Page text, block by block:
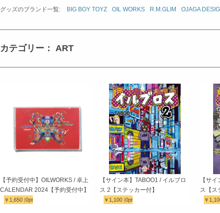
グッズのブランド一覧: BIG BOY TOYZ OIL WORKS R.M.GLIM OJAGA
カテゴリー： ART
【予約受付中】OILWORKS / 卓上
CALENDAR 2024【予約受付中】
￥1,650 |0pt
【サイン本】TABOO1 / イルブロ
ス 2【ステッカー付】
￥1,100 |0pt
【サ
ス【ス
￥